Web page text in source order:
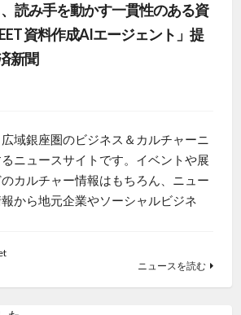
読み手を動かす一貫性のある資
資料作成AIエージェント」提
新聞
域銀座圏のビジネス＆カルチャーニ
ニュースサイトです。イベントや展
カルチャー情報はもちろん、ニュー
から地元企業やソーシャルビジネ
ニュースを読む